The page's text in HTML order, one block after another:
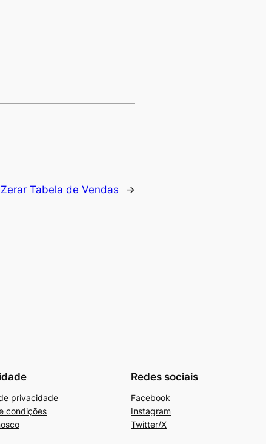
Zerar Tabela de Vendas →
privacidade
condições
Redes sociais
Facebook
Instagram
Twitter/X